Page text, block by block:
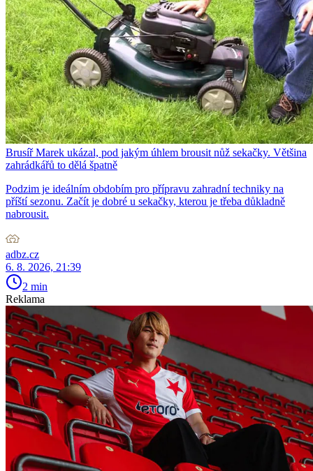
Brusíř Marek ukázal, pod jakým úhlem brousit nůž sekačky. Většina
zahrádkářů to dělá špatně
Podzim je ideálním obdobím pro přípravu zahradní techniky na
příští sezonu. Začít je dobré u sekačky, kterou je třeba důkladně
nabrousit.
adbz.cz
6. 8. 2026, 21:39
2 min
Reklama